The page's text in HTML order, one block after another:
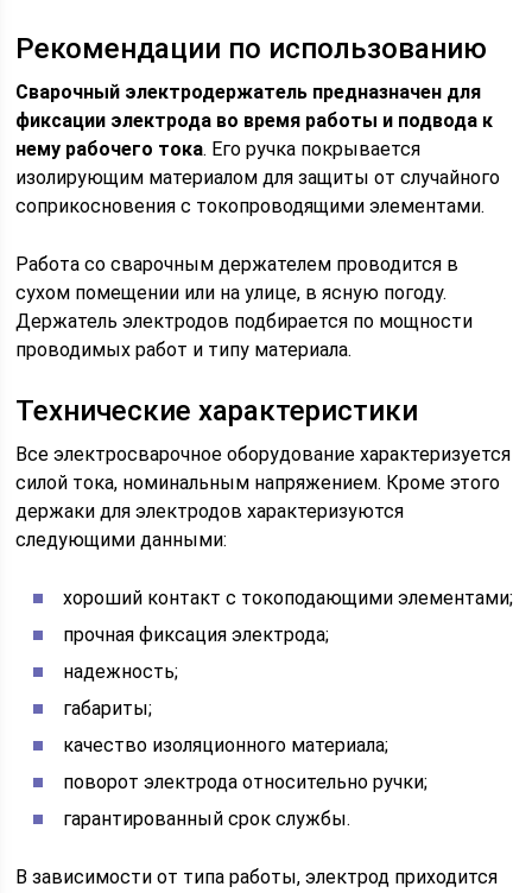
Рекомендации по использованию
Сварочный электродержатель предназначен для
фиксации электрода во время работы и подвода к
нему рабочего тока. Его ручка покрывается
изолирующим материалом для защиты от случайного
соприкосновения с токопроводящими элементами.
Работа со сварочным держателем проводится в
сухом помещении или на улице, в ясную погоду.
Держатель электродов подбирается по мощности
проводимых работ и типу материала.
Технические характеристики
Все электросварочное оборудование характеризуется
силой тока, номинальным напряжением. Кроме этого
держаки для электродов характеризуются
следующими данными:
хороший контакт с токоподающими элементами;
прочная фиксация электрода;
надежность;
габариты;
качество изоляционного материала;
поворот электрода относительно ручки;
гарантированный срок службы.
В зависимости от типа работы, электрод приходится